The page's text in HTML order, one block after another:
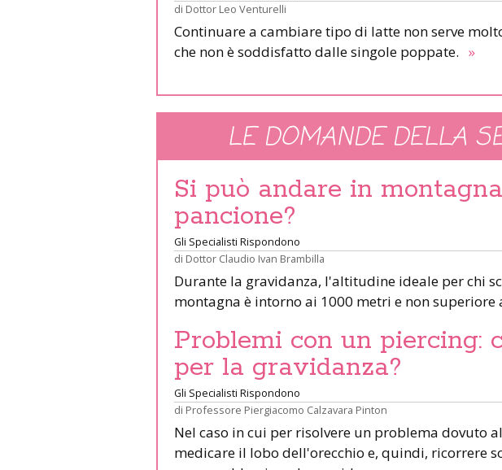
di Dottor Leo Venturelli
Continuare a cambiare tipo di latte non serve
che non è soddisfatto dalle singole poppate. »
LE DOMANDE DELLA
Si può andare in
pancione?
Gli Specialisti Rispondono
di Dottor Claudio Ivan Brambilla
Durante la gravidanza, l'altitudine ideale per chi
montagna è intorno ai 1000 metri e non superiore
Problemi con un piercing:
per la gravidanza?
Gli Specialisti Rispondono
di Professore Piergiacomo Calzavara Pinton
Nel caso in cui per risolvere un problema dovuto
medicare il lobo dell'orecchio e, quindi, ricorrere